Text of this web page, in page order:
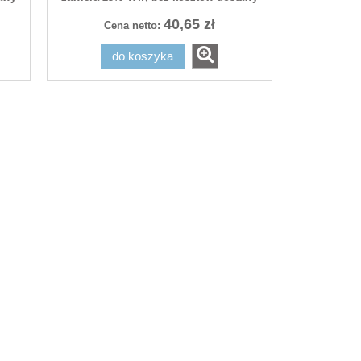
Najniższa cena:30,00 zł
do koszyka
Cena netto: 40,65 zł
do koszyka